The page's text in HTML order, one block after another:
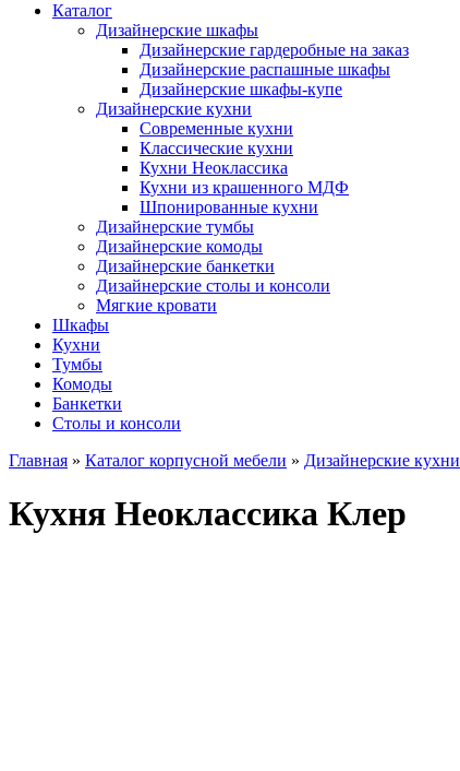
Каталог
Дизайнерские шкафы
Дизайнерские гардеробные на заказ
Дизайнерские распашные шкафы
Дизайнерские шкафы-купе
Дизайнерские кухни
Современные кухни
Классические кухни
Кухни Неоклассика
Кухни из крашенного МДФ
Шпонированные кухни
Дизайнерские тумбы
Дизайнерские комоды
Дизайнерские банкетки
Дизайнерские столы и консоли
Мягкие кровати
Шкафы
Кухни
Тумбы
Комоды
Банкетки
Столы и консоли
Главная » Каталог корпусной мебели » Дизайнерские кухни
Кухня Неоклассика Клер